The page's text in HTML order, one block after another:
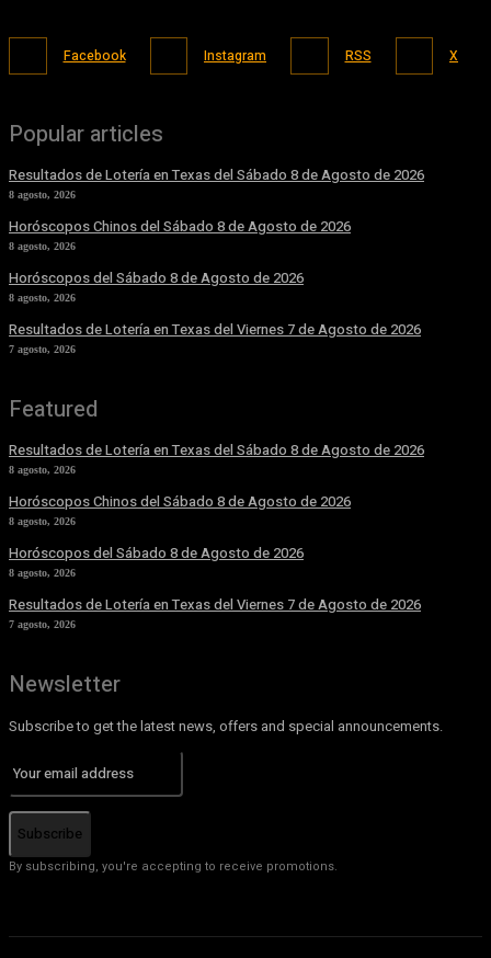
Facebook Instagram RSS X
Popular articles
Resultados de Lotería en Texas del Sábado 8 de Agosto de 2026
8 agosto, 2026
Horóscopos Chinos del Sábado 8 de Agosto de 2026
8 agosto, 2026
Horóscopos del Sábado 8 de Agosto de 2026
8 agosto, 2026
Resultados de Lotería en Texas del Viernes 7 de Agosto de 2026
7 agosto, 2026
Featured
Resultados de Lotería en Texas del Sábado 8 de Agosto de 2026
8 agosto, 2026
Horóscopos Chinos del Sábado 8 de Agosto de 2026
8 agosto, 2026
Horóscopos del Sábado 8 de Agosto de 2026
8 agosto, 2026
Resultados de Lotería en Texas del Viernes 7 de Agosto de 2026
7 agosto, 2026
Newsletter
Subscribe to get the latest news, offers and special announcements.
Subscribe
By subscribing, you're accepting to receive promotions.